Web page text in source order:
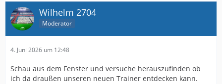
Wilhelm 2704
Moderator
4. Juni 2026 um 12:48
Schau aus dem Fenster und versuche herauszufinden ob
ich da draußen unseren neuen Trainer entdecken kann.